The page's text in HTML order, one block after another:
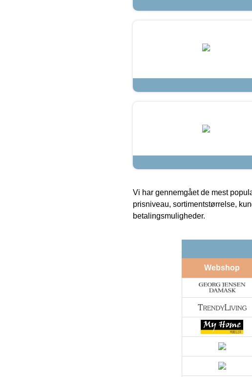
Vi har gennemgået de mest
prisniveau, sortimentstørrelse,
betalingsmuligheder.
Webshop